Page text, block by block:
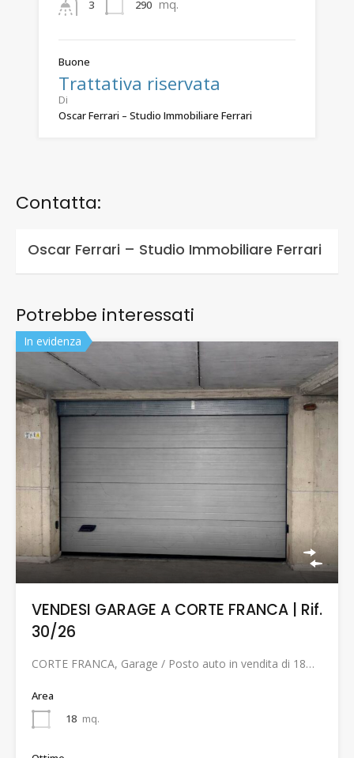
3 290 mq.
Buone
Trattativa riservata
Di
Oscar Ferrari – Studio Immobiliare Ferrari
Contatta:
Oscar Ferrari – Studio Immobiliare Ferrari
Potrebbe interessati
In evidenza
VENDESI GARAGE A CORTE FRANCA | Rif.
30/26
CORTE FRANCA, Garage / Posto auto in vendita di 18…
Area
18 mq.